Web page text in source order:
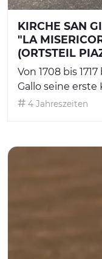
KIRCHE SAN
"LA
(ORTSTEIL
Von 1708 bis
Gallo seine erste
4 Jahreszeiten